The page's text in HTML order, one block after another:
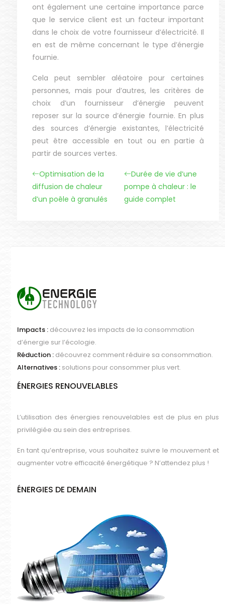
ont également une certaine importance parce
que le service client est un facteur important
dans le choix de votre fournisseur d’électricité. Il
en est de même concernant le type d’énergie
fournie.
Cela peut sembler aléatoire pour certaines
personnes, mais pour d’autres, les critères de
choix d’un fournisseur d’énergie peuvent
reposer sur la source d’énergie fournie. En plus
des sources d’énergie existantes, l’électricité
peut être accessible en tout ou en partie à
partir de sources vertes.
Optimisation de la
diffusion de chaleur
d’un poêle à granulés
Durée de vie d’une
pompe à chaleur : le
guide complet
Impacts : découvrez les impacts de la consommation
d’énergie sur l’écologie.
Réduction : découvrez comment réduire sa consommation.
Alternatives : solutions pour consommer plus vert.
ÉNERGIES RENOUVELABLES
L’utilisation des énergies renouvelables est de plus en plus
privilégiée au sein des entreprises.
En tant qu’entreprise, vous souhaitez suivre le mouvement et
augmenter votre efficacité énergétique ? N’attendez plus !
ÉNERGIES DE DEMAIN